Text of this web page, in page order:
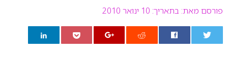
פורסם מאת: בתאריך: 10 ינואר 2010